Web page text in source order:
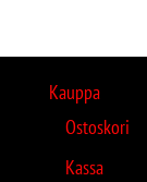
Kauppa
Ostoskori
Kassa